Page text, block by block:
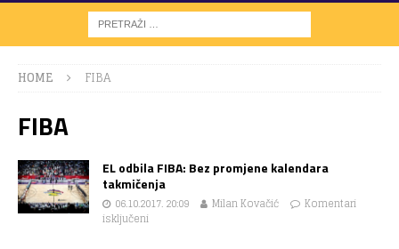
HOME FIBA
FIBA
EL odbila FIBA: Bez promjene kalendara
takmičenja
06.10.2017. 20:09 Milan Kovačić
Komentari
isključeni